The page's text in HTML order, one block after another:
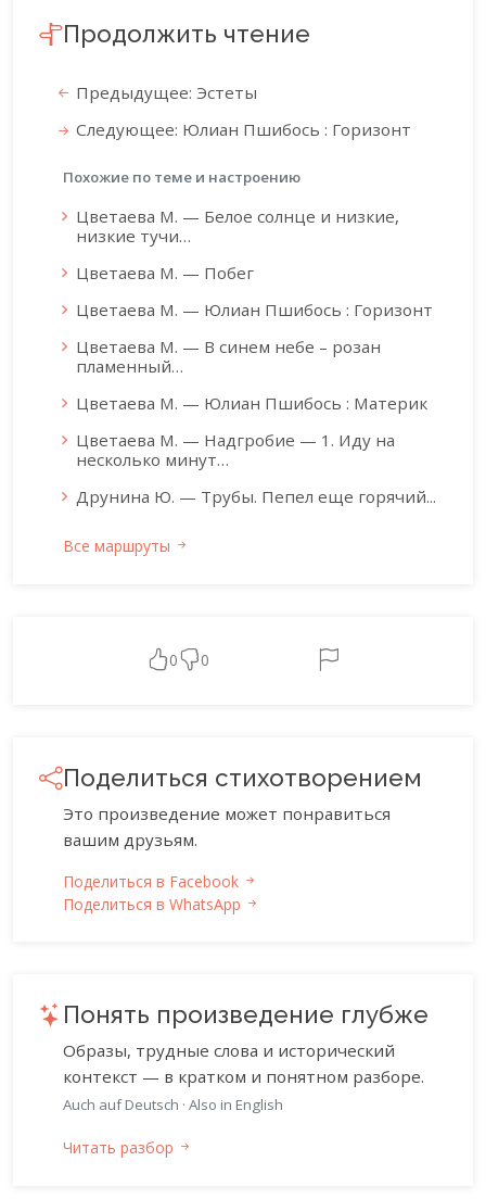
Продолжить чтение
Предыдущее: Эстеты
Следующее: Юлиан Пшибось : Горизонт
Похожие по теме и настроению
Цветаева М. — Белое солнце и низкие,
низкие тучи…
Цветаева М. — Побег
Цветаева М. — Юлиан Пшибось : Горизонт
Цветаева М. — В синем небе – розан
пламенный…
Цветаева М. — Юлиан Пшибось : Материк
Цветаева М. — Надгробие — 1. Иду на
несколько минут…
Друнина Ю. — Трубы. Пепел еще горячий...
Все маршруты
0 0
Поделиться стихотворением
Это произведение может понравиться
вашим друзьям.
Поделиться в Facebook
Поделиться в WhatsApp
Понять произведение глубже
Образы, трудные слова и исторический
контекст — в кратком и понятном разборе.
Auch auf Deutsch · Also in English
Читать разбор